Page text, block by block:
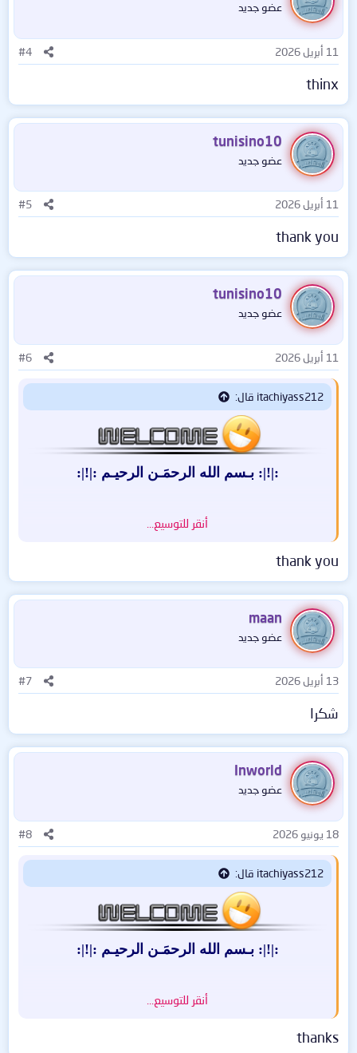
عضو جديد
11 أبريل 2026 #4
thinx
tunisino10
عضو جديد
11 أبريل 2026 #5
thank you
tunisino10
عضو جديد
11 أبريل 2026 #6
itachiyass212 قال:
:|!|: بـسم الله الرحمَـن الرحيـم :|!|:
-. السلام عليكم ورحمة الله وبركاته -.
بيس 2015 أو Pro Evolution Soccer 2015 هي لعبة
كرة القدم الأكثر من رائعة وهي الجزء الجديد القادم
المعروفة.والتي يتم إصدارها في الثلث الأخير من
العملاقة في ألعاب البلاي ستيشن والكمبيوتر وهي
المنافس التقليدي لشركة EA Sport ولعبتها
مشاهدة المرفق 43107
مشاهدة المرفق 43110
أنقر للتوسيع...
thank you
maan
عضو جديد
13 أبريل 2026 #7
شكرا
Inworld
عضو جديد
18 يونيو 2026 #8
itachiyass212 قال:
:|!|: بـسم الله الرحمَـن الرحيـم :|!|:
-. السلام عليكم ورحمة الله وبركاته -.
أنقر للتوسيع...
thanks